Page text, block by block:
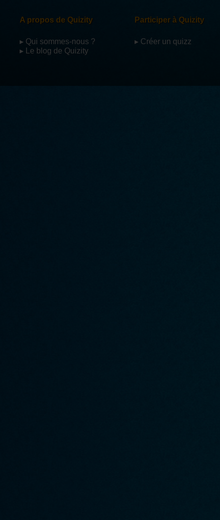
A propos de Quizity
▸ Qui sommes-nous ?
▸ Le blog de Quizity
Participer à Quizity
▸ Créer un quizz